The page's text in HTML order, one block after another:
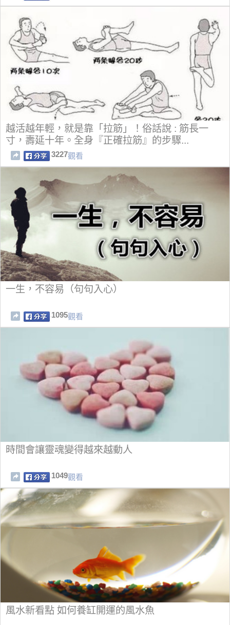
越活越年輕，就是靠「拉筋」！俗話說 : 筋長一
寸，壽延十年。全身『正確拉筋』的步驟...
3227觀看
一生，不容易（句句入心）
1095觀看
時間會讓靈魂變得越來越動人
1049觀看
風水新看點 如何養缸開運的風水魚